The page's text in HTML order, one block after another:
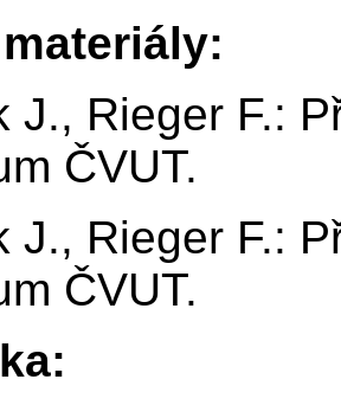
J., Rieger F.:
ČVUT.
J., Rieger F.:
ČVUT.